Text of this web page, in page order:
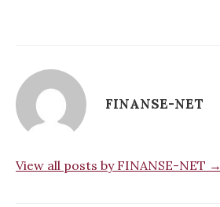
FINANSE-NET
View all posts by FINANSE-NET →